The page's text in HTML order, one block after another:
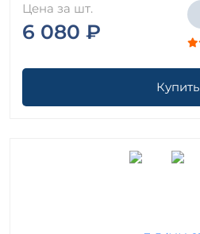
Цена за шт.
6 080 ₽
Купить